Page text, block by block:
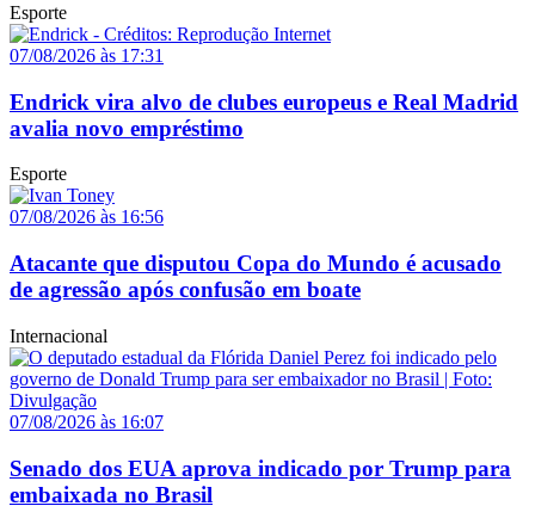
Esporte
07/08/2026 às 17:31
Endrick vira alvo de clubes europeus e Real Madrid
avalia novo empréstimo
Esporte
07/08/2026 às 16:56
Atacante que disputou Copa do Mundo é acusado
de agressão após confusão em boate
Internacional
07/08/2026 às 16:07
Senado dos EUA aprova indicado por Trump para
embaixada no Brasil